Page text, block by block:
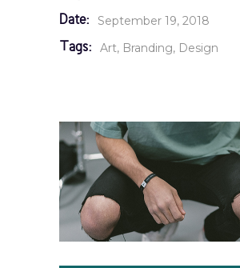
Date: September 19, 2018
Tags: Art Branding Design